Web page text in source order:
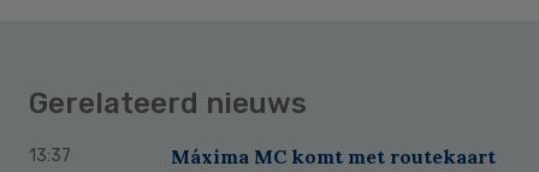
Gerelateerd nieuws
13:37
Máxima MC komt met routekaart